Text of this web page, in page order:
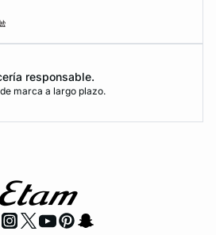
responsable.
marca a largo plazo.